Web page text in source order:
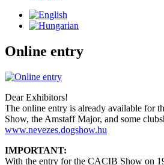
Online entry
Dear Exhibitors!
The online entry is already available for
Show, the Amstaff Major, and some
www.nevezes.dogshow.hu
IMPORTANT:
With the entry for the CACIB Show on